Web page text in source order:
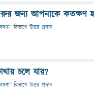
জন্য আপনাকে কতক্ষণ
" বিভাগে উত্তর প্রদান
চলে যায়?
" বিভাগে উত্তর প্রদান